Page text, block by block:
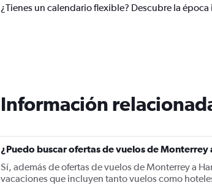
¿Tienes un calendario flexible? Descubre la
Información
¿Puedo buscar ofertas de vuelos de
Sí, además de ofertas de vuelos de Monterrey a
vacaciones que incluyen tanto vuelos como